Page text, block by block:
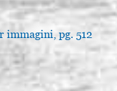
Stocker: 5 - COD.
P0198RA6
ACHETER
Stocker: 6 - COD.
immagini, pg. 512